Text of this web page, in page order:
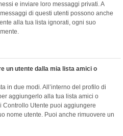
e inviare loro messaggi privati. A
di questi utenti possono anche
alla tua lista ignorati, ogni suo
un utente dalla mia lista amici o
in due modi. All’interno del profilo di
aggiungerlo alla tua lista amici o
Controllo Utente puoi aggiungere
nome utente. Puoi anche rimuovere un